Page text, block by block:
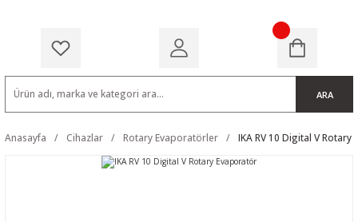
ARA
Anasayfa Cihazlar Rotary Evaporatörler IKA RV 10 Digital V Rotary